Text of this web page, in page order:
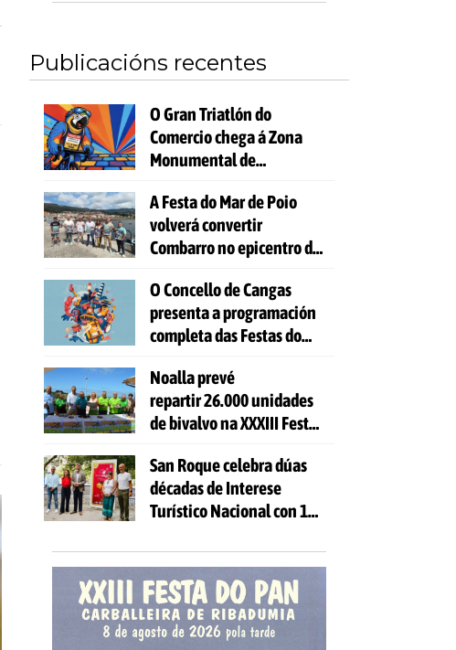
Publicacións recentes
O Gran Triatlón do
Comercio chega á Zona
Monumental de
A Festa do Mar de Poio
volverá convertir
Combarro no epicentro da
O Concello de Cangas
presenta a programación
completa das Festas do
Noalla prevé
repartir 26.000 unidades
de bivalvo na XXXIII Festa
San Roque celebra dúas
décadas de Interese
Turístico Nacional con 10
actividades gratuítas